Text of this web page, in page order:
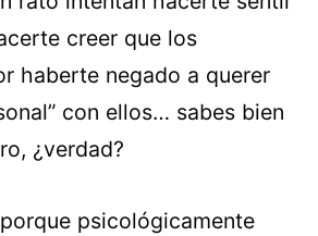
creer que los
haberte negado a querer
con ellos… sabes bien
¿verdad?
psicológicamente